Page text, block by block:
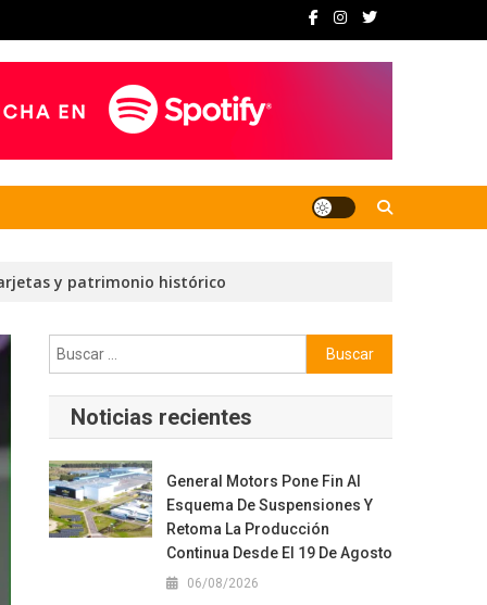
y patrimonio histórico
Buscar:
Noticias recientes
General Motors Pone Fin Al
Esquema De Suspensiones Y
Retoma La Producción
Continua Desde El 19 De Agosto
06/08/2026